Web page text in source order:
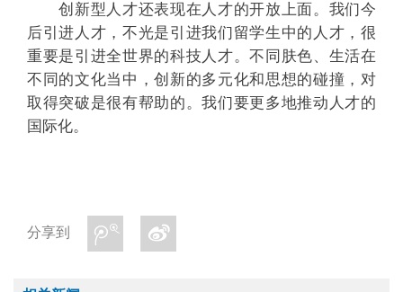
创新型人才还表现在人才的开放上面。我们今
后引进人才，不光是引进我们留学生中的人才，很
重要是引进全世界的科技人才。不同肤色、生活在
不同的文化当中，创新的多元化和思想的碰撞，对
取得突破是很有帮助的。我们要更多地推动人才的
国际化。
分享到